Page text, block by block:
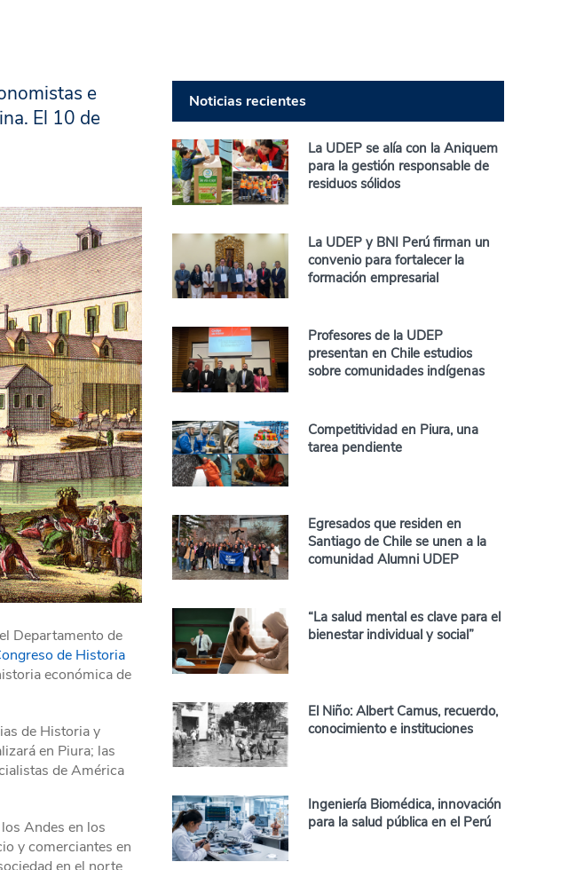
e
El 10 de
Departamento de
de Historia
económica de
de Historia y
en Piura; las
de América
Andes en los
y comerciantes en
en el norte
Noticias recientes
La UDEP se alía con la Aniquem
para la gestión responsable de
residuos sólidos
La UDEP y BNI Perú firman un
convenio para fortalecer la
formación empresarial
Profesores de la UDEP
presentan en Chile estudios
sobre comunidades indígenas
Competitividad en Piura, una
tarea pendiente
Egresados que residen en
Santiago de Chile se unen a la
comunidad Alumni UDEP
“La salud mental es clave para el
bienestar individual y social”
El Niño: Albert Camus, recuerdo,
conocimiento e instituciones
Ingeniería Biomédica, innovación
para la salud pública en el Perú